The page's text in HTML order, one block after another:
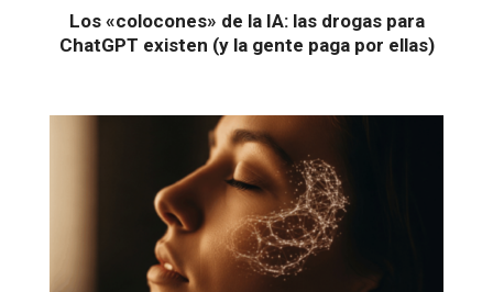
Los «colocones» de la IA: las drogas para
ChatGPT existen (y la gente paga por ellas)